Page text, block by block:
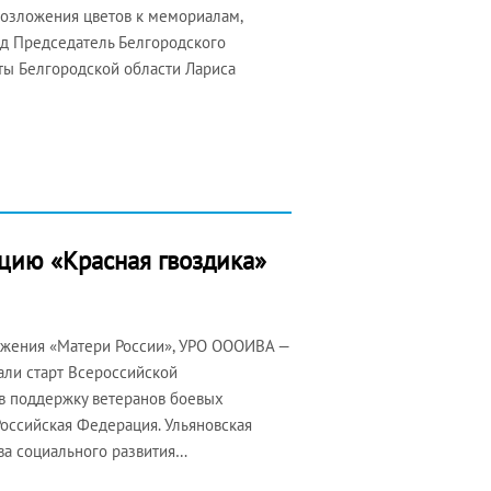
цветов к мемориалам,
Белгородского
Белгородской области Лариса
«Красная гвоздика»
«Матери России», УРО ОООИВА —
старт Всероссийской
поддержку ветеранов боевых
Федерация. Ульяновская
социального развития…